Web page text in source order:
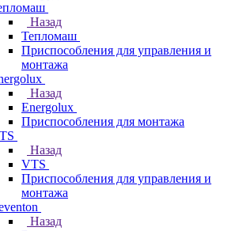
Назад
Тепломаш
Приспособления для управления и
монтажа
Назад
Energolux
Приспособления для монтажа
Назад
VTS
Приспособления для управления и
монтажа
Назад